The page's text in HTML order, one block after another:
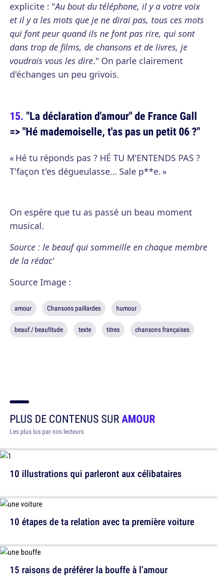
explicite : "Au bout du téléphone, il y a votre voix
et il y a les mots que je ne dirai pas, tous ces mots
qui font peur quand ils ne font pas rire, qui sont
dans trop de films, de chansons et de livres, je
voudrais vous les dire." On parle clairement
d'échanges un peu grivois.
"La déclaration d'amour" de France Gall
=> "Hé mademoiselle, t'as pas un petit 06 ?"
« Hé tu réponds pas ? HÉ TU M'ENTENDS PAS ?
T'façon t'es dégueulasse… Sale p**e. »
On espère que tu as passé un beau moment
musical.
Source : le beauf qui sommeille en chaque membre
de la rédac'
Source Image :
amour Chansons paillardes humour
beauf / beaufitude texte titres chansons françaises
PLUS DE CONTENUS SURAMOUR
Les plus lus par nos lecteurs
10 illustrations qui parleront aux célibataires
15 raisons de préférer la bouffe à l’amour
10 étapes de ta relation avec ta première voiture